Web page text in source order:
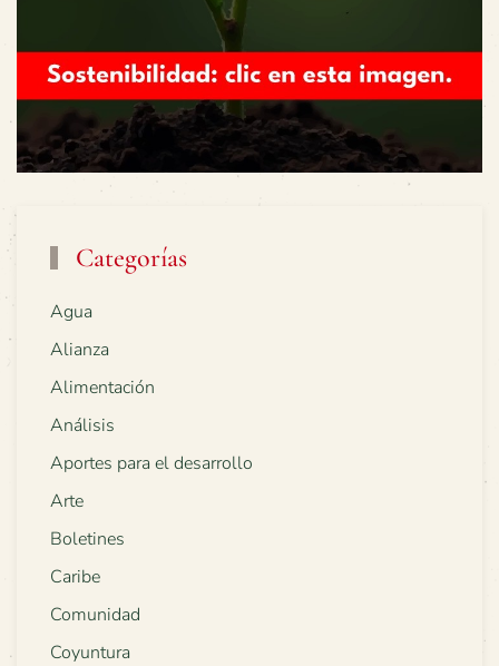
Categorías
Agua
Alianza
Alimentación
Análisis
Aportes para el desarrollo
Arte
Boletines
Caribe
Comunidad
Coyuntura